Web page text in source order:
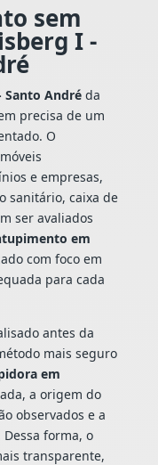
sem
I -
Santo Andréda
precisa de um
O
e empresas,
sanitário, caixa de
ser avaliados
em
com foco em
para cada
antes da
mais seguro
em
a origem do
observados e a
forma, o
transparente,